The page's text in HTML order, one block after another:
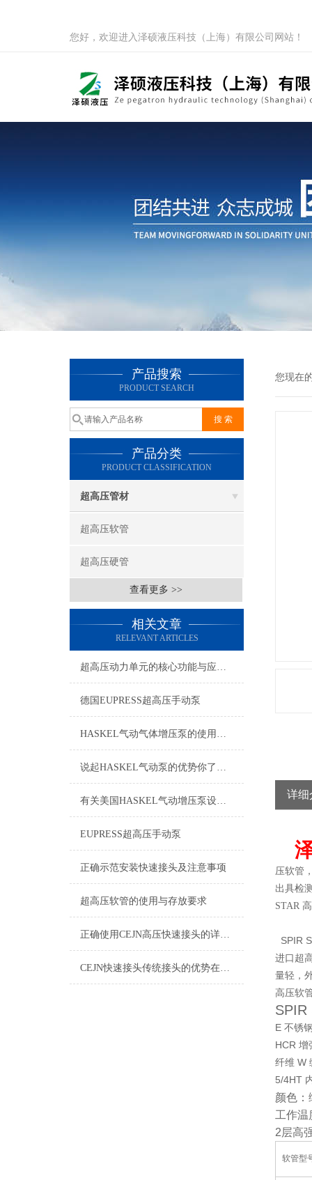
您好，欢迎进入泽硕液压科技（上海）有限公司网站！
产品搜索
PRODUCT SEARCH
产品分类
PRODUCT CLASSIFICATION
超高压管材
超高压软管
超高压硬管
查看更多 >>
相关文章
RELEVANT ARTICLES
超高压动力单元的核心功能与应用场景
德国EUPRESS超高压手动泵
HASKEL气动气体增压泵的使用步骤及注意事项
说起HASKEL气动泵的优势你了解多少？
有关美国HASKEL气动增压泵设备的特点你有什么看法？
EUPRESS超高压手动泵
正确示范安装快速接头及注意事项
超高压软管的使用与存放要求
正确使用CEJN高压快速接头的详细方法
CEJN快速接头传统接头的优势在哪里呢？
您现在
详细
压软管
出具检
STAR
SPIR
进口超
量轻，
高压软
SPIR
E 不锈
HCR 增
纤维 W
5/4HT
颜色：
工作温
2层高
软管型